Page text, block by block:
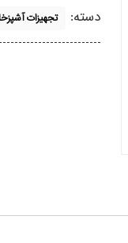
دسته:
تجهیزات